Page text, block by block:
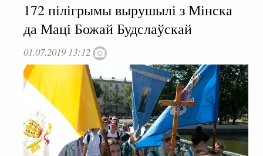
172 пілігрымы вырушылі з Мінска
да Маці Божай Будслаўскай
01.07.2019 13:12